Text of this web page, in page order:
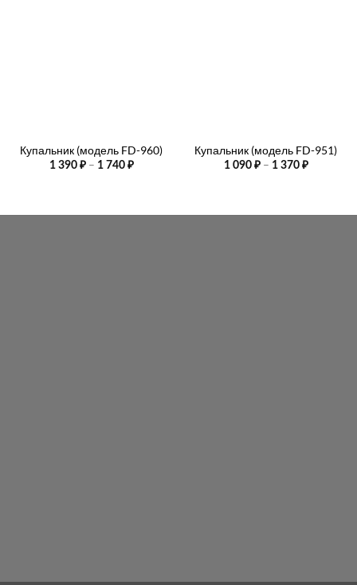
Купальник (модель FD-960)
1 390 ₽ – 1 740 ₽Диапазон
1
Купальник (модель FD-951)
1 090 ₽ – 1 370 ₽Диапазон
1